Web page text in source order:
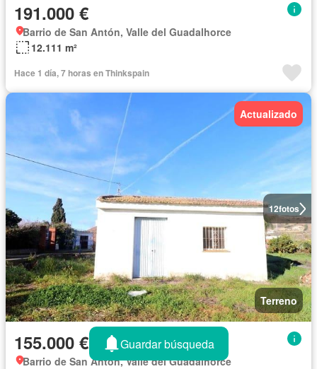
191.000 €
Barrio de San Antón, Valle del Guadalhorce
12.111 m²
Hace 1 día, 7 horas en Thinkspain
12fotos
Actualizado
Terreno
155.000 €
Barrio de San Antón, Valle del Guadalhorce
Guardar búsqueda